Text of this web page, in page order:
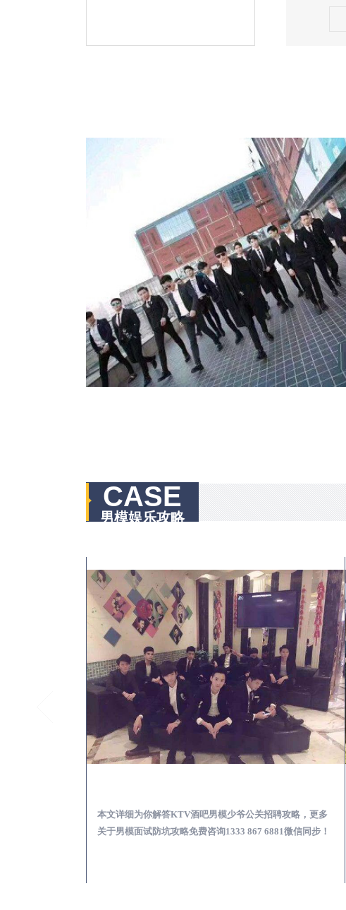
CASE
男模娱乐攻略
本文详细为你解答KTV酒吧男模少爷公关招聘攻略，更多
关于男模面试防坑攻略免费咨询1333 867 6881微信同步！